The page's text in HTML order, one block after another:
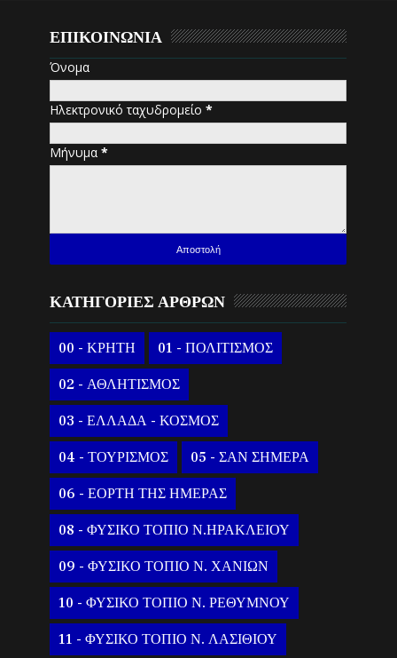
ΕΠΙΚΟΙΝΩΝΙΑ
Όνομα
Ηλεκτρονικό ταχυδρομείο*
Μήνυμα*
ΚΑΤΗΓΟΡΙΕΣ ΑΡΘΡΩΝ
00 - ΚΡΗΤΗ 01 - ΠΟΛΙΤΙΣΜΟΣ
02 - ΑΘΛΗΤΙΣΜΟΣ
03 - ΕΛΛΑΔΑ - ΚΟΣΜΟΣ
04 - ΤΟΥΡΙΣΜΟΣ 05 - ΣΑΝ ΣΗΜΕΡΑ
06 - ΕΟΡΤΗ ΤΗΣ ΗΜΕΡΑΣ
08 - ΦΥΣΙΚΟ ΤΟΠΙΟ Ν.ΗΡΑΚΛΕΙΟΥ
09 - ΦΥΣΙΚΟ ΤΟΠΙΟ Ν. ΧΑΝΙΩΝ
10 - ΦΥΣΙΚΟ ΤΟΠΙΟ Ν. ΡΕΘΥΜΝΟΥ
11 - ΦΥΣΙΚΟ ΤΟΠΙΟ Ν. ΛΑΣΙΘΙΟΥ